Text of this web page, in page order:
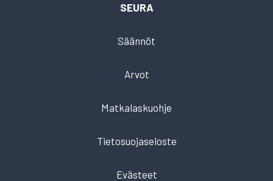
SEURA
Säännöt
Arvot
Matkalaskuohje
Tietosuojaseloste
Evästeet